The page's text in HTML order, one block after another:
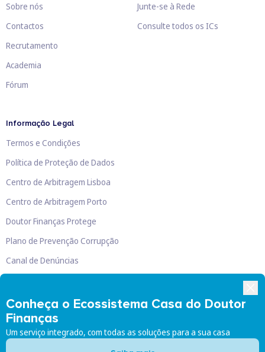
Conheça o Ecossistema Casa do Doutor
Finanças
Um serviço integrado, com todas as soluções para a sua casa
Sobre nós
Contactos
Recrutamento
Academia
Fórum
Junte-se à Rede
Consulte todos os ICs
Informação Legal
Termos e Condições
Política de Proteção de Dados
Centro de Arbitragem Lisboa
Centro de Arbitragem Porto
Doutor Finanças Protege
Plano de Prevenção Corrupção
Canal de Denúncias
Doutor Finanças, Lda